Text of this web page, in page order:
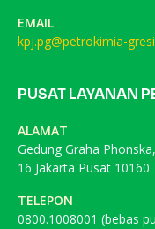
EMAIL
kpj.pg@petrokimia-
PUSAT LAYANAN
ALAMAT
Gedung Graha
16 Jakarta Pusat 10160
TELEPON
0800.1008001 (bebas